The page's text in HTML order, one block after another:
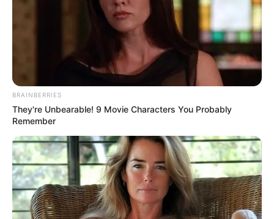
BRAINBERRIES
They're Unbearable! 9 Movie Characters You Probably
Remember